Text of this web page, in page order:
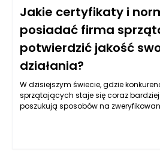
Jakie certyfikaty i
posiadać firma
potwierdzić jakość
działania?
W dzisiejszym świecie, gdzie
sprzątających staje się coraz
poszukują sposobów na